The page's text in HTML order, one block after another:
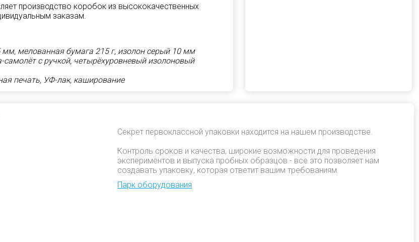
производство коробок из высококачественных
заказам.
мелованная бумага 215 г, изолон серый 10 мм
самолёт с ручкой, четырёхуровневый изолоновый
печать, УФ-лак, каширование
Секрет первоклассной упаковки находится на нашем производстве.
Контроль сроков и качества, широкие возможности для проведения
экспериментов и выпуска пробных образцов - все это позволяет нам
создавать упаковку, которая ответит вашим требованиям.
Парк оборудования